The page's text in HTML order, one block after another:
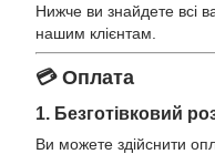
Нижче ви знайдете всі
нашим клієнтам.
💳 Оплата
1. Безготівковий
Ви можете здійснити